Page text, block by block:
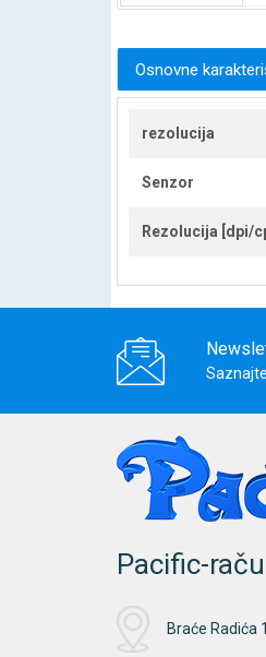
Osnovne
rezolucija
Senzor
Rezolucija [dpi/
Pacific-
Braće Radića